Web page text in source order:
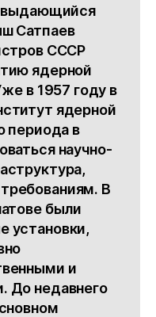
выдающийся
Сатпаев
СССР
ядерной
в 1957 году в
ядерной
периода в
научно-
В
были
установки,
и
До недавнего